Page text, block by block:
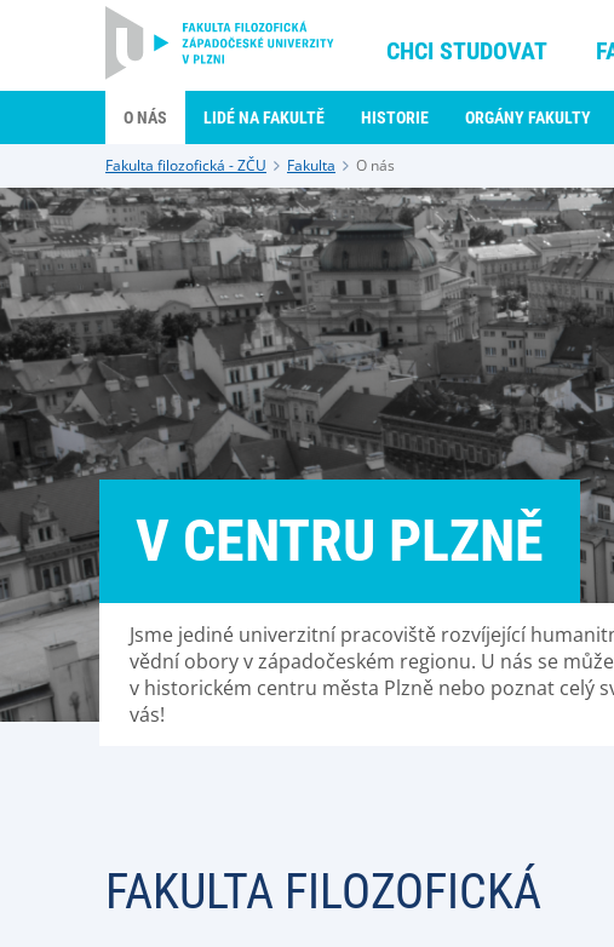
CHCI STUDOVAT
O NÁS LIDÉ NA FAKULTĚ HISTORIE ORGÁNY FAKULTY
Fakulta filozofická - ZČU Fakulta O nás
V CENTRU PLZNĚ
Jsme jediné univerzitní pracoviště rozvíjející
vědní obory v západočeském regionu. U nás se
v historickém centru města Plzně nebo poznat celý
vás!
FAKULTA FILOZOFICKÁ